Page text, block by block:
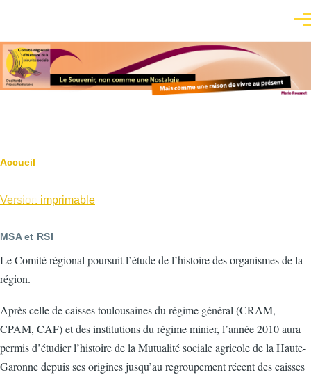
Fil
d'Ariane
Accueil
Version imprimable
MSA et RSI
Le Comité régional poursuit l’étude de l’histoire des organismes de la
région.
Après celle de caisses toulousaines du régime général (CRAM,
CPAM, CAF) et des institutions du régime minier, l’année 2010 aura
permis d’étudier l’histoire de la Mutualité sociale agricole de la Haute-
Garonne depuis ses origines jusqu’au regroupement récent des caisses